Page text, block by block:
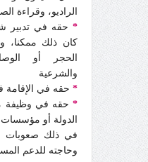
الراديو، وقراءة
* حقه في تدبير
كان ذلك ممكنا،
الحجر أو
والشرعية
* حقه في الإقامة
* حقه في وظيفة
الدولة أو مؤسسات
في ذلك صعوبات
وحاجته للدعم